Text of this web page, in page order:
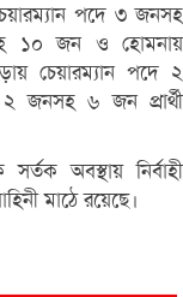
পদে ৩ জনসহ
১০ জন ও হোমনায়
চেয়ারম্যান পদে ২
জনসহ ৬ জন প্রার্থী
অবস্থায় নির্বাহী
মাঠে রয়েছে।